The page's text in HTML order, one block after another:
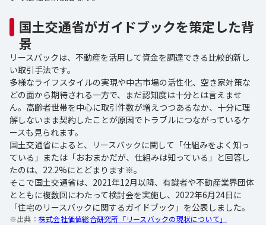
国土交通省がガイドブックを策定した背
景
リースバックは、不動産を活用して資金を調達できる比較的新し
い取引手法です。
多様なライフスタイルの実現や中古市場の活性化、空き家対策な
どの面から期待される一方で、まだ認知度は十分とは言えませ
ん。高齢者世帯を中心に取引件数が増えつつあるなか、十分に理
解しないまま契約したことが原因でトラブルにつながっているケ
ースも見られます。
国土交通省によると、リースバックに関して「仕組みをよく知っ
ている」または「おおまかだが、仕組みは知っている」と回答し
たのは、22.2%にとどまります※。
そこで国土交通省は、2021年12月以降、有識者や不動産業界団体
とともに複数回にわたって検討会を実施し、2022年6月24日に
「住宅のリースバックに関するガイドブック」を公表しました。
※出典： 株式会社価値総合研究所「リースバックの現状について」